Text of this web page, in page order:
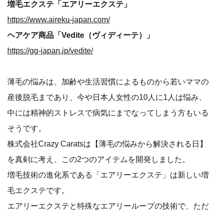
増毛エクステ「エアリーエクステ」
https://www.aireku-japan.com/
ヘアケア商品「Vedite（ヴィディーテ）」
https://gg-japan.jp/vedite/
薄毛の悩みは、加齢や生活習慣によるものから若いママの
産後脱毛まであり、今や日本人女性の10人に1人は悩み、
中には精神的ストレスで病気にまでなってしまう方もいる
そうです。
株式会社Crazy Caratsは【薄毛の悩みから解決される日】
を真剣に考え、この2つのアイテムを開発しました。
増毛技術の進化系である「エアリーエクステ」は新しい増
毛エクステです。
エアリーエクステと特殊なエアリーループの技術で、ただ